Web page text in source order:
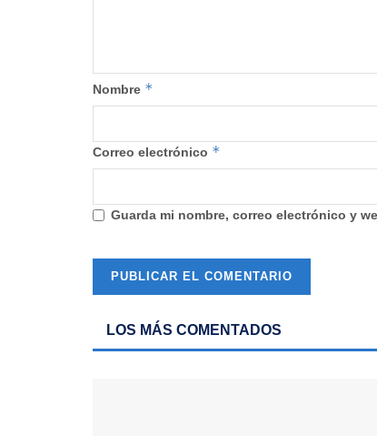
Nombre *
Correo electrónico *
Guarda mi nombre, correo electrónico y
LOS MÁS COMENTADOS